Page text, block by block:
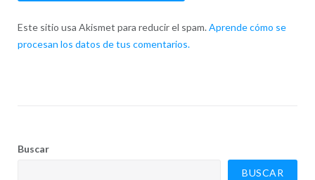
Este sitio usa Akismet para reducir el spam. Aprende cómo se
procesan los datos de tus comentarios.
Buscar
BUSCAR